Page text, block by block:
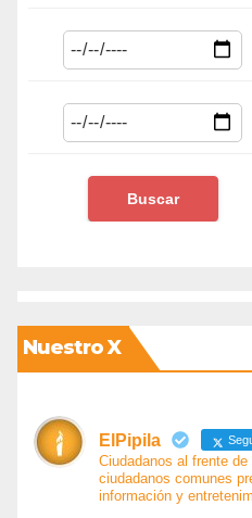
Nuestro X
ElPipila
Ciudadanos al frente
ciudadanos comunes
información y